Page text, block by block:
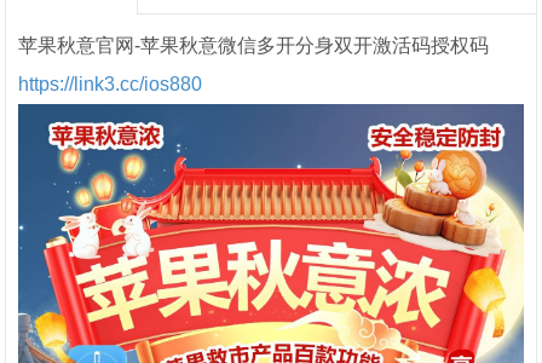
苹果秋意官网-苹果秋意微信多开分身双开激活码授权码
https://link3.cc/ios880